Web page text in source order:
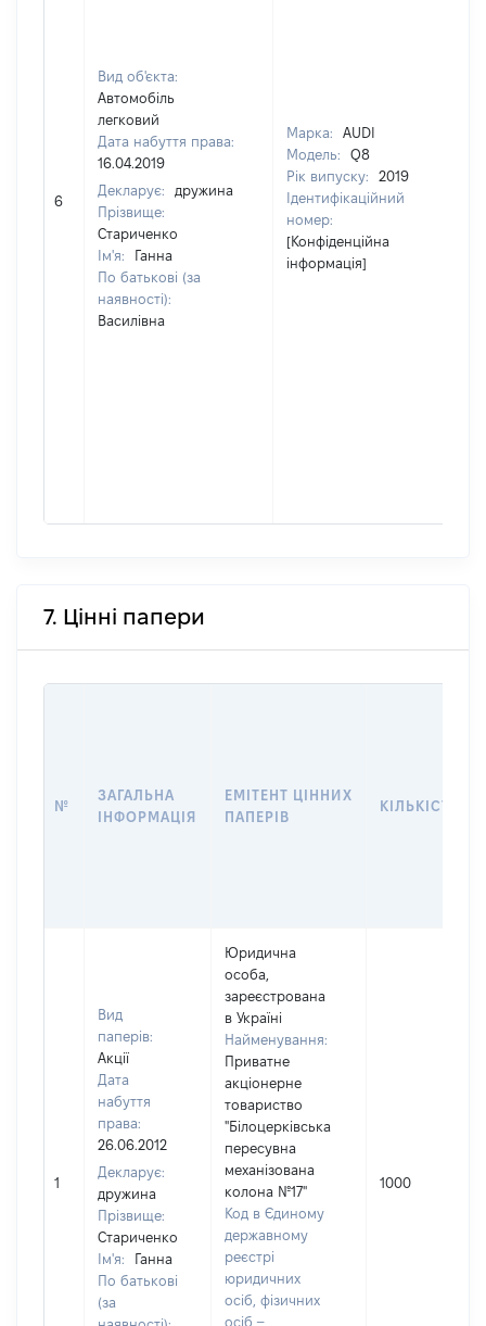
6
Вид об'єкта:
Автомобіль
легковий
Дата набуття права:
16.04.2019
Декларує:
дружина
Прізвище:
Стариченко
Ім'я:
Ганна
По батькові (за
наявності):
Василівна
Марка:
AUDI
Модель:
Q8
Рік випуску:
2019
Ідентифікаційний
номер:
[Конфіденційна
інформація]
7. Цінні папери
№
ЗАГАЛЬНА
ІНФОРМАЦІЯ
ЕМІТЕНТ ЦІННИХ
ПАПЕРІВ
КІЛЬКІСТЬ
1
Вид
паперів:
Акції
Дата
набуття
права:
26.06.2012
Декларує:
дружина
Прізвище:
Стариченко
Ім'я:
Ганна
По батькові
(за
Юридична
особа,
зареєстрована
в Україні
Найменування:
Приватне
акціонерне
товариство
"Білоцерківська
пересувна
механізована
колона №17"
Код в Єдиному
державному
реєстрі
юридичних
осіб, фізичних
осіб –
1000